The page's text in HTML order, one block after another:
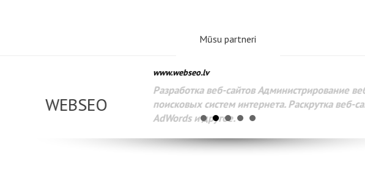
Mūsu partneri
WEBSEO
www.webseo.lv
Разработка веб-сайтов Администрирование веб-сайтов.
поисковых систем интернета. Раскрутка веб-сайтов.
AdWords и другое.